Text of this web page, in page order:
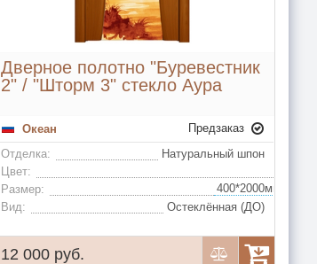
Дверное полотно "Буревестник
2" / "Шторм 3" стекло Аура
Океан
Предзаказ
Отделка:
Натуральный шпон
Цвет:
Размер:
Вид:
Остеклённая (ДО)
12 000 руб.